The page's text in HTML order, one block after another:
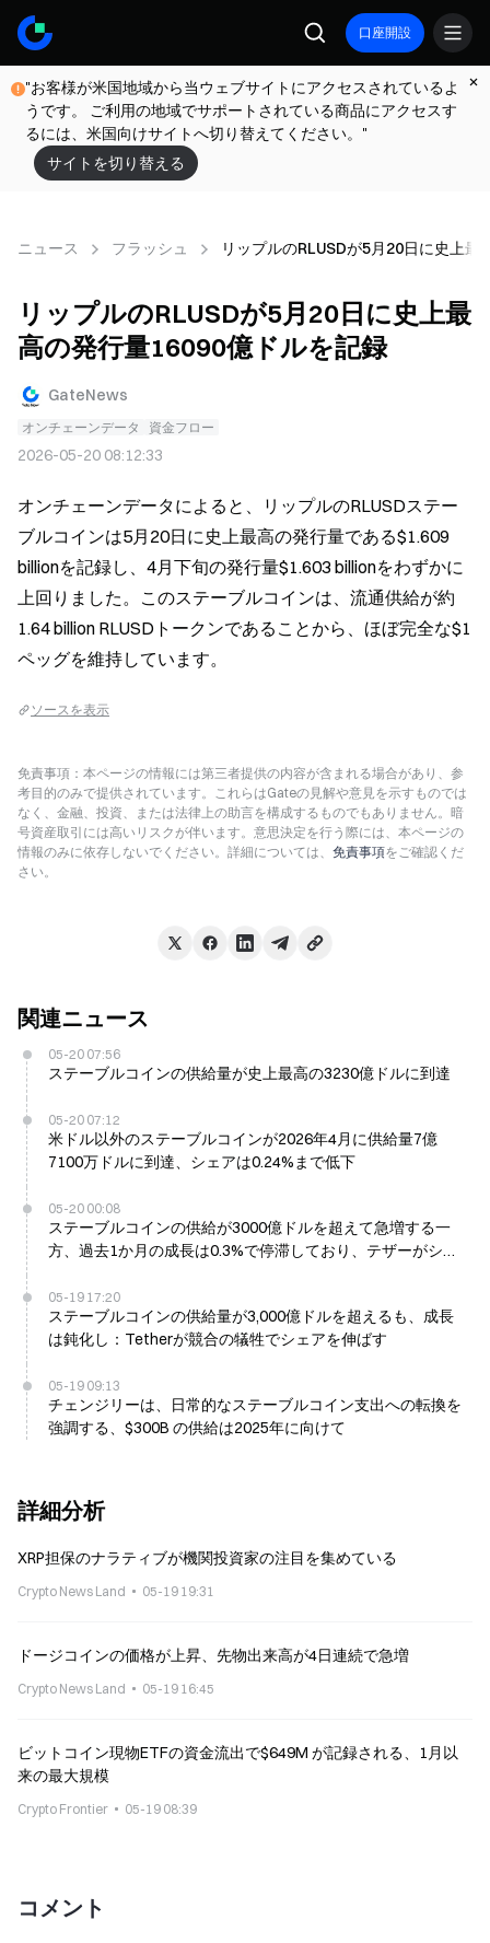
口座開設
"お客様が米国地域から当ウェブサイトにアクセスされているよ
うです。 ご利用の地域でサポートされている商品にアクセスす
るには、米国向けサイトへ切り替えてください。"
サイトを切り替える
ニュース フラッシュ リップルのRLUSDが5月20日に史上
リップルのRLUSDが5月20日に史上最
高の発行量16090億ドルを記録
GateNews
オンチェーンデータ 資金フロー
2026-05-20 08:12:33
オンチェーンデータによると、リップルのRLUSDステー
ブルコインは5月20日に史上最高の発行量である$1.609
billionを記録し、4月下旬の発行量$1.603 billionをわずかに
上回りました。このステーブルコインは、流通供給が約
1.64 billion RLUSDトークンであることから、ほぼ完全な$1
ペッグを維持しています。
ソースを表示
免責事項：本ページの情報には第三者提供の内容が含まれる場合があり、参
考目的のみで提供されています。これらはGateの見解や意見を示すものでは
なく、金融、投資、または法律上の助言を構成するものでもありません。暗
号資産取引には高いリスクが伴います。意思決定を行う際には、本ページの
情報のみに依存しないでください。詳細については、 免責事項をご確認くだ
さい。
関連ニュース
05-20 07:56
ステーブルコインの供給量が史上最高の3230億ドルに到達
05-20 07:12
米ドル以外のステーブルコインが2026年4月に供給量7億
7100万ドルに到達、シェアは0.24%まで低下
05-20 00:08
ステーブルコインの供給が3000億ドルを超えて急増する一
方、過去1か月の成長は0.3%で停滞しており、テザーがシェ
05-19 17:20
ステーブルコインの供給量が3,000億ドルを超えるも、成長
は鈍化し：Tetherが競合の犠牲でシェアを伸ばす
05-19 09:13
チェンジリーは、日常的なステーブルコイン支出への転換を
強調する、$300B の供給は2025年に向けて
詳細分析
XRP担保のナラティブが機関投資家の注目を集めている
Crypto News Land 05-19 19:31
ドージコインの価格が上昇、先物出来高が4日連続で急増
Crypto News Land 05-19 16:45
ビットコイン現物ETFの資金流出で$649M が記録される、1月以
来の最大規模
Crypto Frontier 05-19 08:39
コメント